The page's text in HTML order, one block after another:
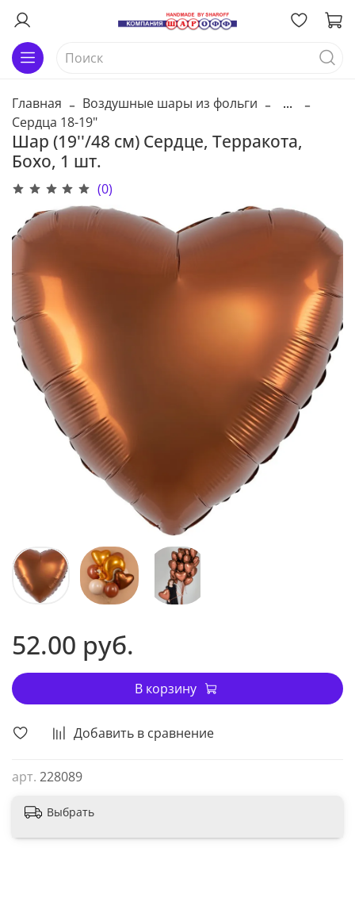
Главная Воздушные шары из фольги
...
Сердца 18-19"
Шар (19''/48 см) Сердце, Терракота,
Бохо, 1 шт.
(0)
Добавить в сравнение
арт. 228089
52.00 руб.
В корзину
Выбрать